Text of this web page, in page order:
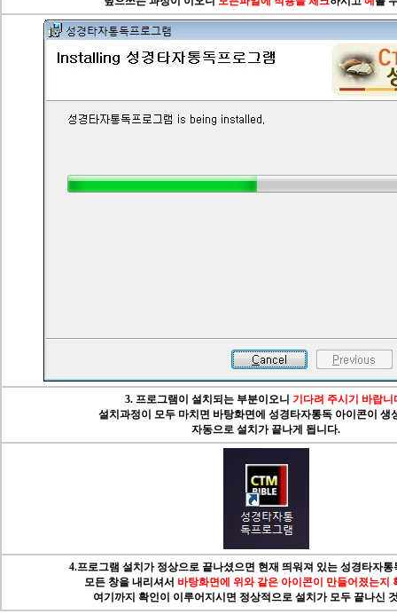
3. 프로그램이 설치되는 부분이오니 기다려 주시기 바랍니
설치과정이 모두 마치면 바탕화면에 성경타자통독 아이콘이 생
자동으로 설치가 끝나게 됩니다.
4.프로그램 설치가 정상으로 끝나셨으면 현재 띄워져 있는 성경타자통
모든 창을 내리셔서 바탕화면에 위와 같은 아이콘이 만들어졌는지
여기까지 확인이 이루어지시면 정상적으로 설치가 모두 끝나신